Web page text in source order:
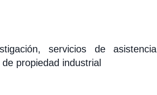
servicios de asistencia
propiedad industrial